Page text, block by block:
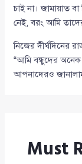
চাই না। জামায়াত
নেই, বরং আমি
নিজের দীর্ঘদিনের
“আমি বন্ধুদের
আপনাদেরও
Must